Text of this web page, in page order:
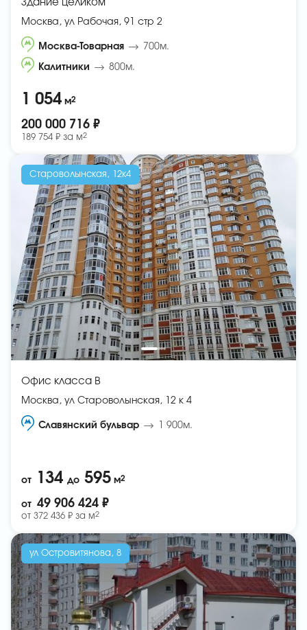
Здание целиком
Москва, ул Рабочая, 91 стр 2
Москва-Товарная 700м.
Калитники 800м.
1 054 м2
200 000 716 ₽
189 754 ₽ за м2
Староволынская, 12к4
Офис класса B
Москва, ул Староволынская, 12 к 4
Славянский бульвар 1 900м.
от 134 до 595 м2
от 49 906 424 ₽
от 372 436 ₽ за м2
ул Островитянова, 8